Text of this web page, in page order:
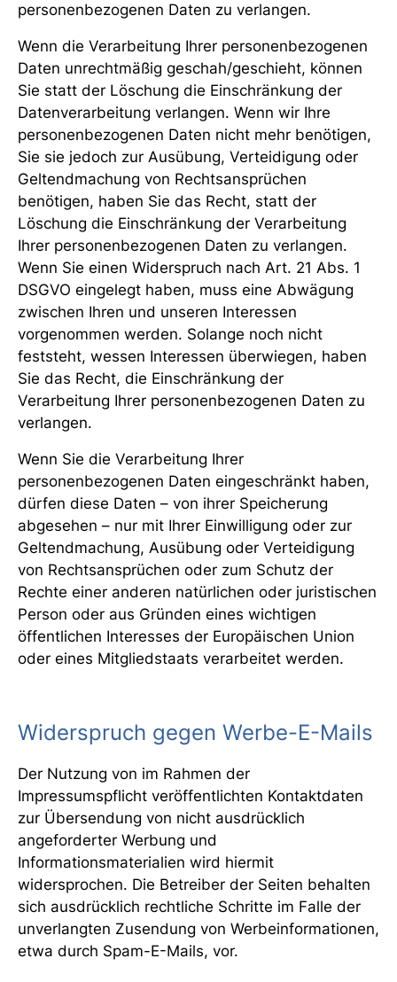
personenbezogenen Daten zu verlangen.
Wenn die Verarbeitung Ihrer personenbezogenen
Daten unrechtmäßig geschah/geschieht, können
Sie statt der Löschung die Einschränkung der
Datenverarbeitung verlangen. Wenn wir Ihre
personenbezogenen Daten nicht mehr benötigen,
Sie sie jedoch zur Ausübung, Verteidigung oder
Geltendmachung von Rechtsansprüchen
benötigen, haben Sie das Recht, statt der
Löschung die Einschränkung der Verarbeitung
Ihrer personenbezogenen Daten zu verlangen.
Wenn Sie einen Widerspruch nach Art. 21 Abs. 1
DSGVO eingelegt haben, muss eine Abwägung
zwischen Ihren und unseren Interessen
vorgenommen werden. Solange noch nicht
feststeht, wessen Interessen überwiegen, haben
Sie das Recht, die Einschränkung der
Verarbeitung Ihrer personenbezogenen Daten zu
verlangen.
Wenn Sie die Verarbeitung Ihrer
personenbezogenen Daten eingeschränkt haben,
dürfen diese Daten – von ihrer Speicherung
abgesehen – nur mit Ihrer Einwilligung oder zur
Geltendmachung, Ausübung oder Verteidigung
von Rechtsansprüchen oder zum Schutz der
Rechte einer anderen natürlichen oder juristischen
Person oder aus Gründen eines wichtigen
öffentlichen Interesses der Europäischen Union
oder eines Mitgliedstaats verarbeitet werden.
Widerspruch gegen Werbe-E-Mails
Der Nutzung von im Rahmen der
Impressumspflicht veröffentlichten Kontaktdaten
zur Übersendung von nicht ausdrücklich
angeforderter Werbung und
Informationsmaterialien wird hiermit
widersprochen. Die Betreiber der Seiten behalten
sich ausdrücklich rechtliche Schritte im Falle der
unverlangten Zusendung von Werbeinformationen,
etwa durch Spam-E-Mails, vor.